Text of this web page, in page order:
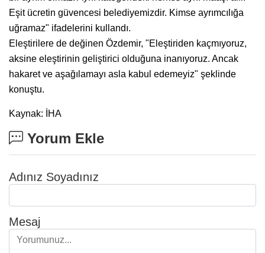
Eşit ücretin güvencesi belediyemizdir. Kimse ayrımcılığa
uğramaz" ifadelerini kullandı.
Eleştirilere de değinen Özdemir, "Eleştiriden kaçmıyoruz,
aksine eleştirinin geliştirici olduğuna inanıyoruz. Ancak
hakaret ve aşağılamayı asla kabul edemeyiz" şeklinde
konuştu.
Kaynak: İHA
Yorum Ekle
Adınız Soyadınız
Mesaj